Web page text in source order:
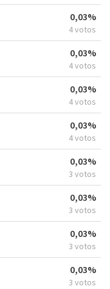
0,03%
4 votos
0,03%
4 votos
0,03%
4 votos
0,03%
4 votos
0,03%
3 votos
0,03%
3 votos
0,03%
3 votos
0,03%
3 votos